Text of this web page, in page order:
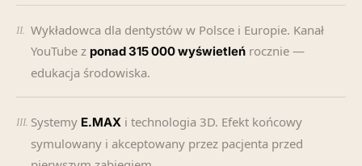
II. Wykładowca dla dentystów w Polsce i Europie. Kanał
YouTube z ponad 315 000 wyświetleń rocznie —
edukacja środowiska.
III. Systemy E.MAX i technologia 3D. Efekt końcowy
symulowany i akceptowany przez pacjenta przed